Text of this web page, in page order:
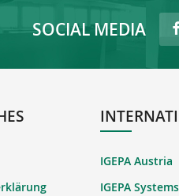
SOCIAL MEDIA
IGEPA Austria
IGEPA Systems